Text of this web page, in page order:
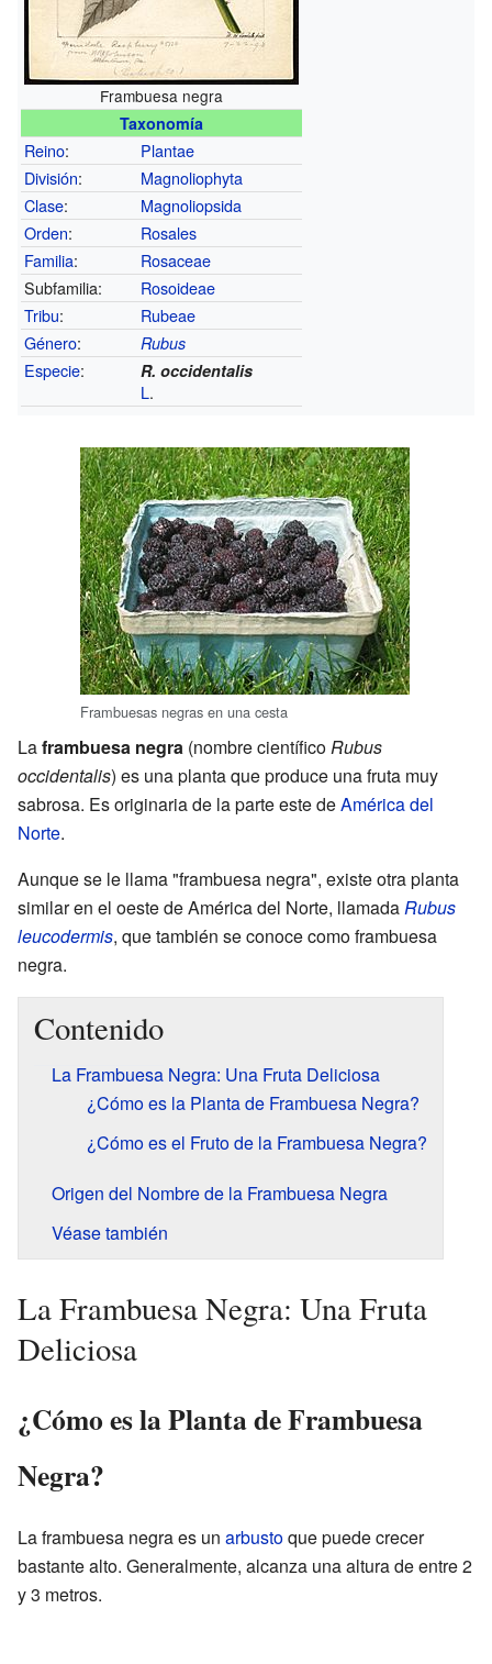
Frambuesa negra
Taxonomía
Reino:
Plantae
División:
Magnoliophyta
Clase:
Magnoliopsida
Orden:
Rosales
Familia:
Rosaceae
Subfamilia:
Rosoideae
Tribu:
Rubeae
Género: Rubus
Especie: R. occidentalis
L.
Frambuesas negras en una cesta
Laframbuesa negra (nombre científicoRubus
occidentalis) es una planta que produce una fruta muy
sabrosa. Es originaria de la parte este deAmérica del
Norte.
Aunque se le llama "frambuesa negra", existe otra planta
similar en el oeste de América del Norte, llamadaRubus
leucodermis, que también se conoce como frambuesa
negra.
Contenido
La Frambuesa Negra: Una Fruta Deliciosa
¿Cómo es la Planta de Frambuesa Negra?
¿Cómo es el Fruto de la Frambuesa Negra?
Origen del Nombre de la Frambuesa Negra
Véase también
La Frambuesa Negra: Una Fruta
Deliciosa
¿Cómo es la Planta de Frambuesa
Negra?
La frambuesa negra es un arbustoque puede crecer
bastante alto. Generalmente, alcanza una altura de entre 2
y 3 metros.